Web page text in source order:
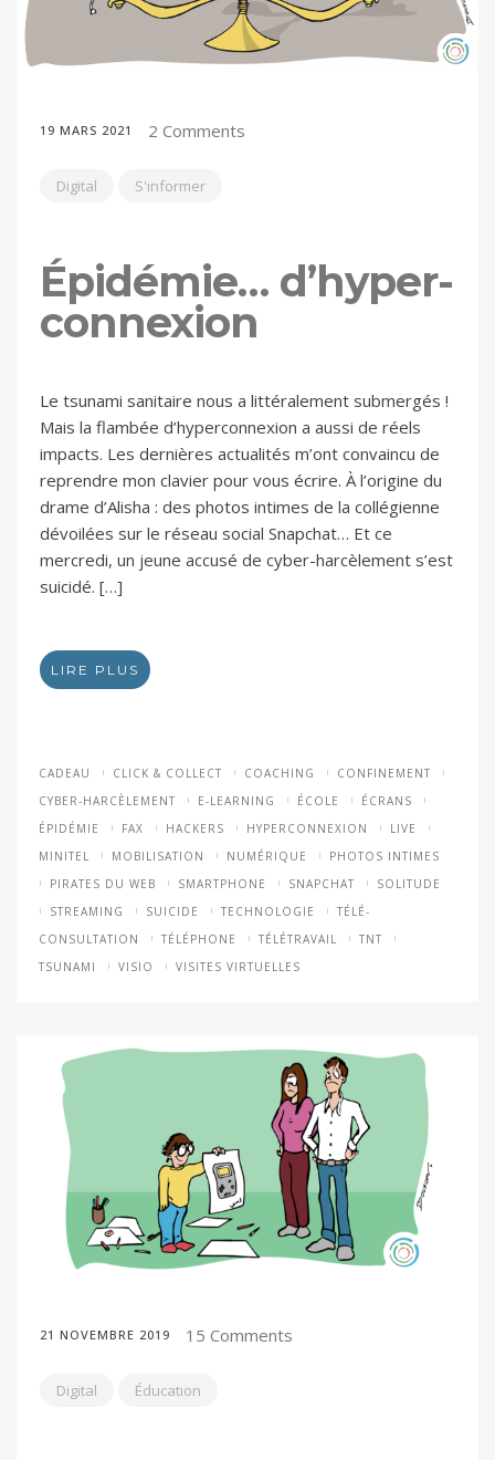
19 MARS 2021 2 Comments
Digital S'informer
Épidémie… d’hyper-
connexion
Le tsunami sanitaire nous a littéralement submergés !
Mais la flambée d’hyperconnexion a aussi de réels
impacts. Les dernières actualités m’ont convaincu de
reprendre mon clavier pour vous écrire. À l’origine du
drame d’Alisha : des photos intimes de la collégienne
dévoilées sur le réseau social Snapchat… Et ce
mercredi, un jeune accusé de cyber-harcèlement s’est
suicidé. […]
LIRE PLUS
CADEAU CLICK & COLLECT COACHING
CONFINEMENT
CYBER-HARCÈLEMENT
E-LEARNING ÉCOLE
ÉCRANS
ÉPIDÉMIE
FAX HACKERS HYPERCONNEXION
LIVE
MINITEL
MOBILISATION NUMÉRIQUE
PHOTOS INTIMES
PIRATES DU WEB
SMARTPHONE SNAPCHAT
SOLITUDE
STREAMING
SUICIDE TECHNOLOGIE
TÉLÉ-
CONSULTATION
TÉLÉPHONE TÉLÉTRAVAIL
TNT
TSUNAMI
VISIO VISITES VIRTUELLES
21 NOVEMBRE 2019 15 Comments
Digital Éducation